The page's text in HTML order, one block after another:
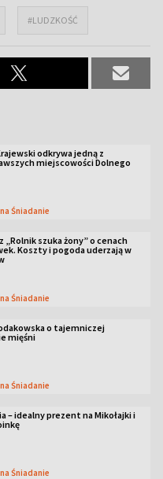
#LUDZKOŚĆ
odkrywa jedną z
miejscowości Dolnego
na Śniadanie
„Rolnik szuka żony” o cenach
Koszty i pogoda uderzają w
na Śniadanie
o tajemniczej
mięśni
na Śniadanie
– idealny prezent na Mikołajki i
na Śniadanie